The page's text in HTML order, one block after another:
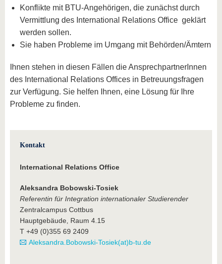
Konflikte mit BTU-Angehörigen, die zunächst durch
Vermittlung des International Relations Office geklärt
werden sollen.
Sie haben Probleme im Umgang mit Behörden/Ämtern
Ihnen stehen in diesen Fällen die AnsprechpartnerInnen
des International Relations Offices in Betreuungsfragen
zur Verfügung. Sie helfen Ihnen, eine Lösung für Ihre
Probleme zu finden.
Kontakt
International Relations Office
Aleksandra Bobowski-Tosiek
Referentin für Integration internationaler Studierender
Zentralcampus Cottbus
Hauptgebäude, Raum 4.15
T +49 (0)355 69 2409
Aleksandra.Bobowski-Tosiek(at)b-tu.de